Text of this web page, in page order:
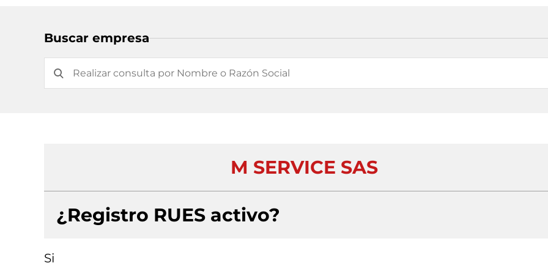
Buscar empresa
M SERVICE SAS
¿Registro RUES activo?
Si